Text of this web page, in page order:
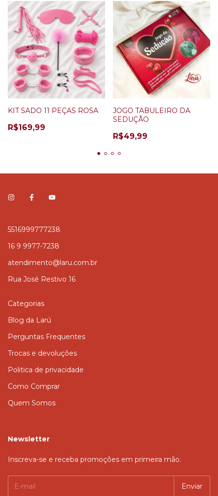
KIT SADO 11 PEÇAS ROSA
R$169,99
JOGO TABULEIRO DA
SEDUÇÃO
R$49,99
5516999777238
16 9 9977-7238
atendimento@laru.com.br
Rua José Restivo 16
Categorias
Blog da Larú
Perguntas Frequentes
Trocas e devoluções
Politica de privacidade
Como Comprar
Quem Somos
Newsletter
Inscreva-se e receba promoções em primeira mão.